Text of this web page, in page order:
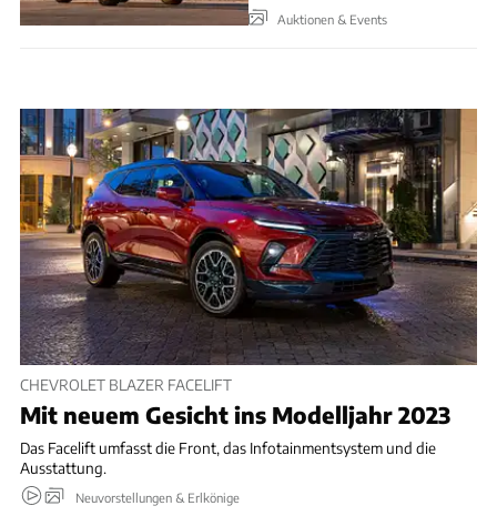
Auktionen & Events
CHEVROLET BLAZER FACELIFT
Mit neuem Gesicht ins Modelljahr 2023
Das Facelift umfasst die Front, das Infotainmentsystem und die
Ausstattung.
Neuvorstellungen & Erlkönige